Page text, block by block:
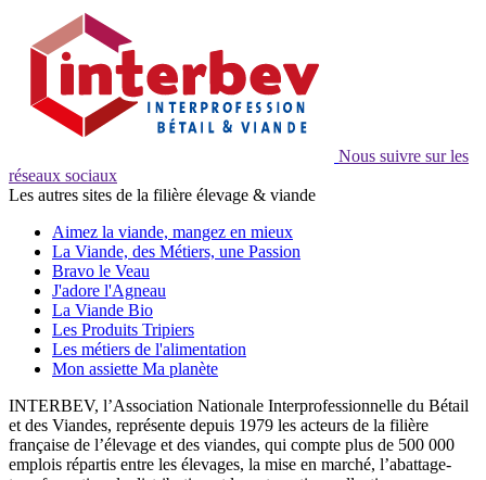
Nous suivre sur les
réseaux sociaux
Les autres sites de la filière élevage & viande
Aimez la viande, mangez en mieux
La Viande, des Métiers, une Passion
Bravo le Veau
J'adore l'Agneau
La Viande Bio
Les Produits Tripiers
Les métiers de l'alimentation
Mon assiette Ma planète
INTERBEV, l’Association Nationale Interprofessionnelle du Bétail
et des Viandes, représente depuis 1979 les acteurs de la filière
française de l’élevage et des viandes, qui compte plus de 500 000
emplois répartis entre les élevages, la mise en marché, l’abattage-